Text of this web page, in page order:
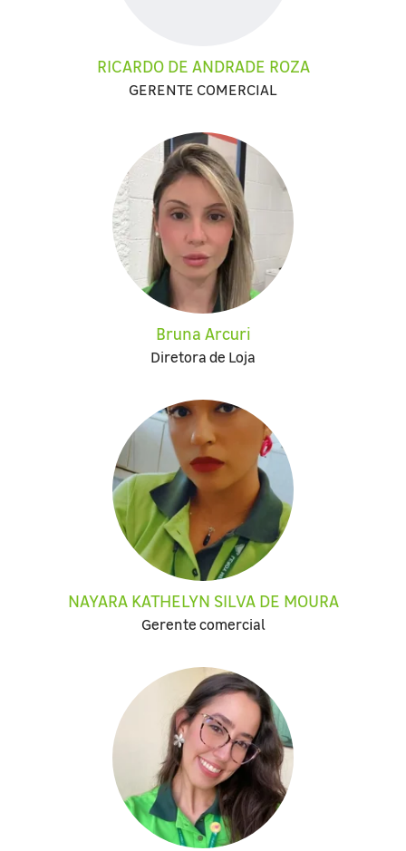
RICARDO DE ANDRADE ROZA
GERENTE COMERCIAL
Bruna Arcuri
Diretora de Loja
NAYARA KATHELYN SILVA DE MOURA
Gerente comercial